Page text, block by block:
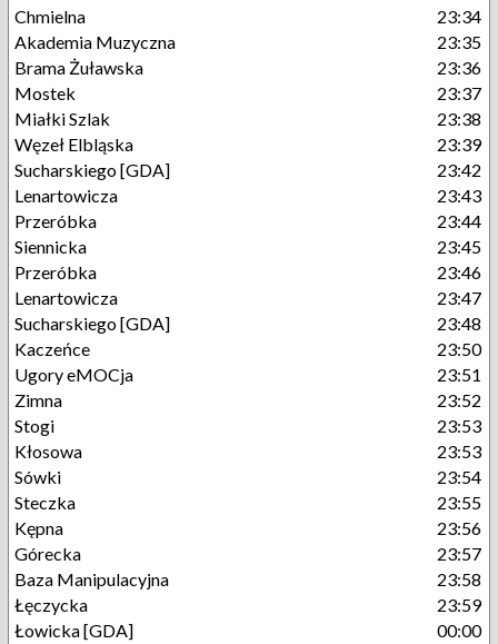
Chmielna
23:34
Akademia Muzyczna
23:35
Brama Żuławska
23:36
Mostek
23:37
Miałki Szlak
23:38
Węzeł Elbląska
23:39
Sucharskiego [GDA]
23:42
Lenartowicza
23:43
Przeróbka
23:44
Siennicka
23:45
Przeróbka
23:46
Lenartowicza
23:47
Sucharskiego [GDA]
23:48
Kaczeńce
23:50
Ugory eMOCja
23:51
Zimna
23:52
Stogi
23:53
Kłosowa
23:53
Sówki
23:54
Steczka
23:55
Kępna
23:56
Górecka
23:57
Baza Manipulacyjna
23:58
Łęczycka
23:59
Łowicka [GDA]
00:00